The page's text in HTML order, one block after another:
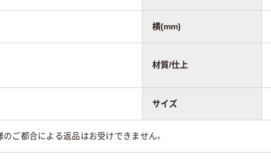
横(mm)
材質/仕上
サイズ
のご都合による返品はお受けできません。